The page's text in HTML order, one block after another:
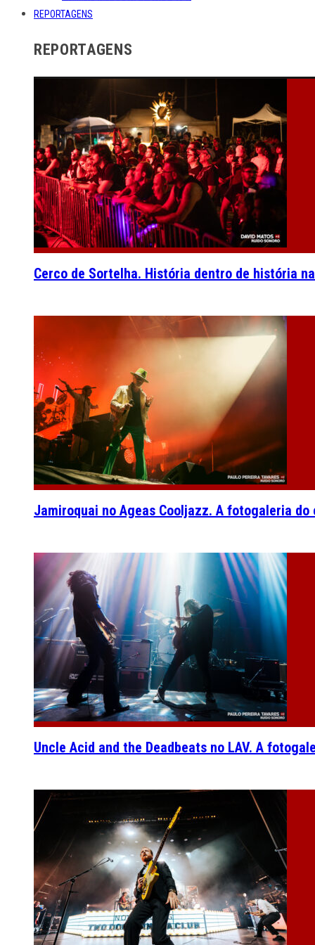
REPORTAGENS
REPORTAGENS
Cerco de Sortelha. História dentro de história
Jamiroquai no Ageas Cooljazz. A fotogaleria do
Uncle Acid and the Deadbeats no LAV. A